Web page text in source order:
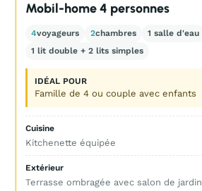
Mobil-home 4 personnes
4voyageurs 2chambres
1 salle d'eau
1 lit double + 2 lits simples
IDÉAL POUR
Famille de 4 ou couple avec enfants
Cuisine
Kitchenette équipée
Extérieur
Terrasse ombragée avec salon de jardin